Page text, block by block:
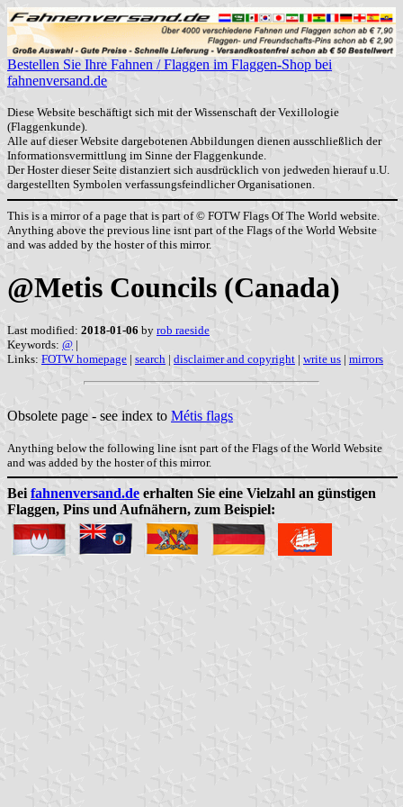
Bestellen Sie Ihre Fahnen / Flaggen im Flaggen-Shop bei
fahnenversand.de
Diese Website beschäftigt sich mit der Wissenschaft der Vexillologie
(Flaggenkunde).
Alle auf dieser Website dargebotenen Abbildungen dienen ausschließlich der
Informationsvermittlung im Sinne der Flaggenkunde.
Der Hoster dieser Seite distanziert sich ausdrücklich von jedweden hierauf u.U.
dargestellten Symbolen verfassungsfeindlicher Organisationen.
This is a mirror of a page that is part of © FOTW Flags Of The World website.
Anything above the previous line isnt part of the Flags of the World Website
and was added by the hoster of this mirror.
@Metis Councils (Canada)
Last modified: 2018-01-06 by rob raeside
Keywords: @ |
Links: FOTW homepage | search | disclaimer and copyright | write us | mirrors
Obsolete page - see index to Métis flags
Anything below the following line isnt part of the Flags of the World Website
and was added by the hoster of this mirror.
Bei fahnenversand.de erhalten Sie eine Vielzahl an günstigen
Flaggen, Pins und Aufnähern, zum Beispiel: